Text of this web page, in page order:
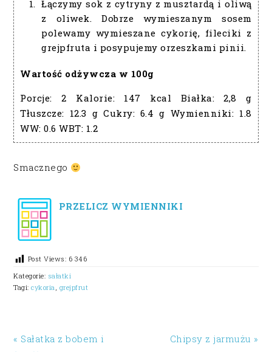
Łączymy sok z cytryny z musztardą i oliwą
z oliwek. Dobrze wymieszanym sosem
polewamy wymieszane cykorię, fileciki z
grejpfruta i posypujemy orzeszkami pinii.
Wartość odżywcza w 100g
Porcje:2 Kalorie: 147 kcal Białka:2,8 g
Tłuszcze: 12.3 g Cukry: 6.4 g Wymienniki: 1.8
WW:0.6 WBT: 1.2
Smacznego
PRZELICZ WYMIENNIKI
Post Views: 6 346
Kategorie: sałatki
Tagi:cykoria grejpfrut
« Sałatka z bobem i
Chipsy z jarmużu »